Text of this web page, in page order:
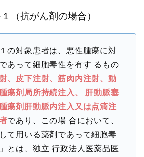
（抗がん剤の場合）
の対象患者は、悪性腫瘍に対
あって細胞毒性を有す るもの
、皮下注射、筋肉内注射、動
瘍剤局所持続注入、 肝動脈塞
瘍剤肝動脈内注入又は点滴注
であり、この場 合において、
て用いる薬剤であって細胞毒
とは、独立 行政法人医薬品医